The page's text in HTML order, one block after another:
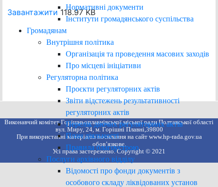
Нормативні документи
Інститути громадянського суспільства
Громадянам
Внутрішня політика
Організація та проведення масових заходів
Про місцеві ініціативи
Регуляторна політика
Проєкти регуляторних актів
Звіти відстежень результативності
регуляторних актів
Перелік діючих регуляторних актів
План діяльності
Правила благоустрою
Послуги архівного відділу
Відомості про фонди документів з
особового складу ліквідованих установ
Завантажити 118.97 KB
Виконавчий комітет Горішньоплавнівської міської ради Полтавської області
вул. Миру, 24, м. Горішні Плавні,39800
При використанні матеріалів посилання на сайт www.hp-rada.gov.ua
обов’язкове.
Усі права застережено. Copyright © 2021